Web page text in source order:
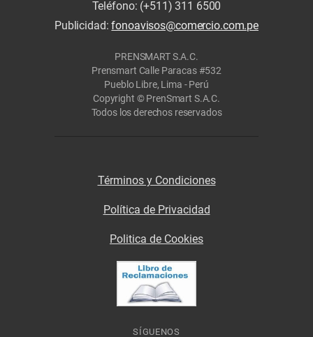
Teléfono: (+511) 311 6500
Publicidad:fonoavisos@comercio.com.pe
PRENSMART S.A.C.
Prensmart Calle Paracas #532
Pueblo Libre, Lima - Perú
Copyright © PrenSmart S.A.C.
Todos los derechos reservados
Términos y Condiciones
Política de Privacidad
Politica de Cookies
SÍGUENOS